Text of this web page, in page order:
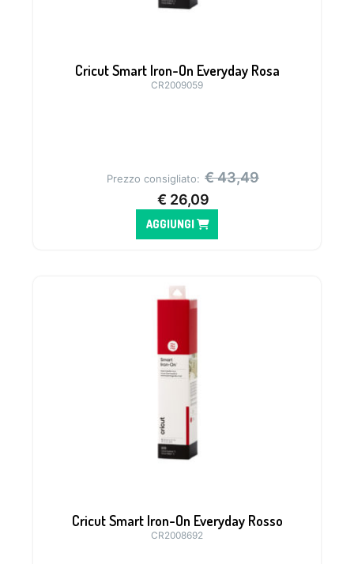
Cricut Smart Iron-On Everyday Rosa
CR2009059
Prezzo consigliato: €43,49
€ 26,09
AGGIUNGI
Cricut Smart Iron-On Everyday Rosso
CR2008692